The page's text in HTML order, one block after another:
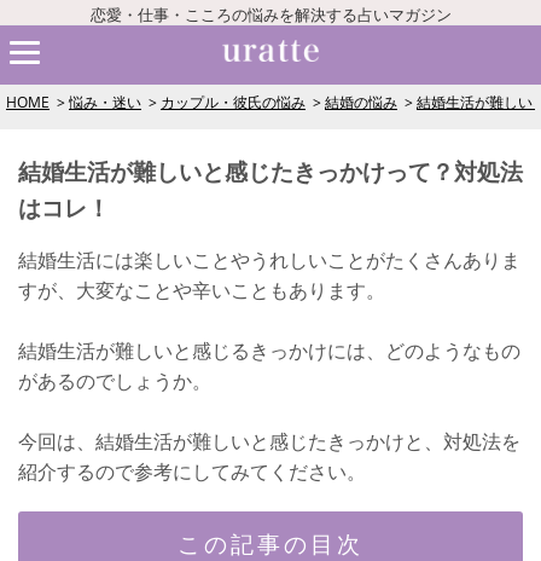
恋愛・仕事・こころの悩みを解決する占いマガジン
HOME 悩み・迷い カップル・彼氏の悩み 結婚の悩み 結婚生活が難しい
結婚生活が難しいと感じたきっかけって？対処法
はコレ！
結婚生活には楽しいことやうれしいことがたくさんありま
すが、大変なことや辛いこともあります。
結婚生活が難しいと感じるきっかけには、どのようなもの
があるのでしょうか。
今回は、結婚生活が難しいと感じたきっかけと、対処法を
紹介するので参考にしてみてください。
この記事の目次